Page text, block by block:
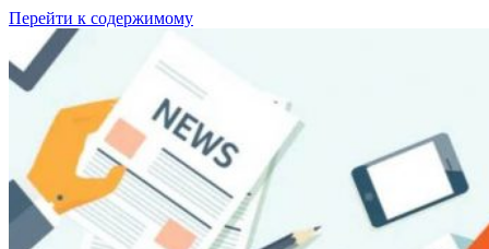
Перейти к содержимому